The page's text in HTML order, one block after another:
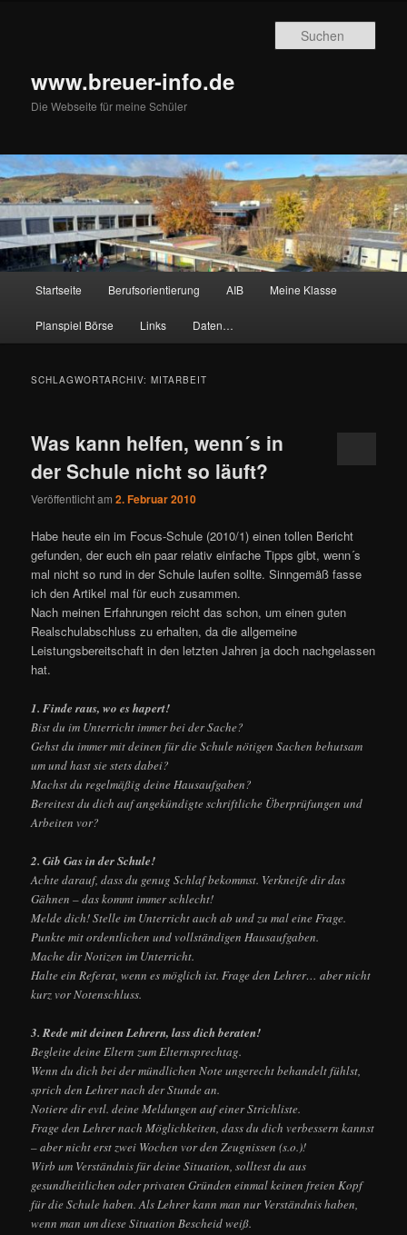
www.breuer-info.de
Die Webseite für meine Schüler
Startseite Berufsorientierung AIB Meine Klasse
Planspiel Börse Links Daten…
SCHLAGWORTARCHIV:MITARBEIT
Was kann helfen, wenn´s in
der Schule nicht so läuft?
Veröffentlicht am2. Februar 2010
Habe heute ein im Focus-Schule (2010/1) einen tollen Bericht
gefunden, der euch ein paar relativ einfache Tipps gibt, wenn´s
mal nicht so rund in der Schule laufen sollte. Sinngemäß fasse
ich den Artikel mal für euch zusammen.
Nach meinen Erfahrungen reicht das schon, um einen guten
Realschulabschluss zu erhalten, da die allgemeine
Leistungsbereitschaft in den letzten Jahren ja doch nachgelassen
hat.
1. Finde raus, wo es hapert!
Bist du im Unterricht immer bei der Sache?
Gehst du immer mit deinen für die Schule nötigen Sachen behutsam
um und hast sie stets dabei?
Machst du regelmäßig deine Hausaufgaben?
Bereitest du dich auf angekündigte schriftliche Überprüfungen und
Arbeiten vor?
2. Gib Gas in der Schule!
Achte darauf, dass du genug Schlaf bekommst. Verkneife dir das
Gähnen – das kommt immer schlecht!
Melde dich! Stelle im Unterricht auch ab und zu mal eine Frage.
Punkte mit ordentlichen und vollständigen Hausaufgaben.
Mache dir Notizen im Unterricht.
Halte ein Referat, wenn es möglich ist. Frage den Lehrer… aber nicht
kurz vor Notenschluss.
3. Rede mit deinen Lehrern, lass dich beraten!
Begleite deine Eltern zum Elternsprechtag.
Wenn du dich bei der mündlichen Note ungerecht behandelt fühlst,
sprich den Lehrer nach der Stunde an.
Notiere dir evtl. deine Meldungen auf einer Strichliste.
Frage den Lehrer nach Möglichkeiten, dass du dich verbessern kannst
– aber nicht erst zwei Wochen vor den Zeugnissen (s.o.)!
Wirb um Verständnis für deine Situation, solltest du aus
gesundheitlichen oder privaten Gründen einmal keinen freien Kopf
für die Schule haben. Als Lehrer kann man nur Verständnis haben,
wenn man um diese Situation Bescheid weiß.